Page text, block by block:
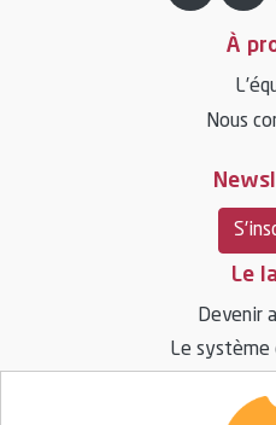
À
Nous
Le
Devenir
Le système